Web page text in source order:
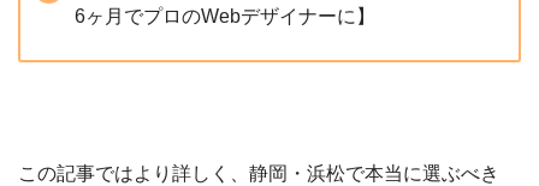
6ヶ月でプロのWebデザイナーに】
この記事ではより詳しく、静岡・浜松で本当に選ぶべき